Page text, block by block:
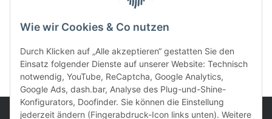
Wie wir Cookies & Co nutzen
Durch Klicken auf „Alle akzeptieren“ gestatten Sie den
Einsatz folgender Dienste auf unserer Website: Technisch
notwendig, YouTube, ReCaptcha, Google Analytics,
Google Ads, dash.bar, Analyse des Plug-und-Shine-
Konfigurators, Doofinder. Sie können die Einstellung
jederzeit ändern (Fingerabdruck-Icon links unten). Weitere